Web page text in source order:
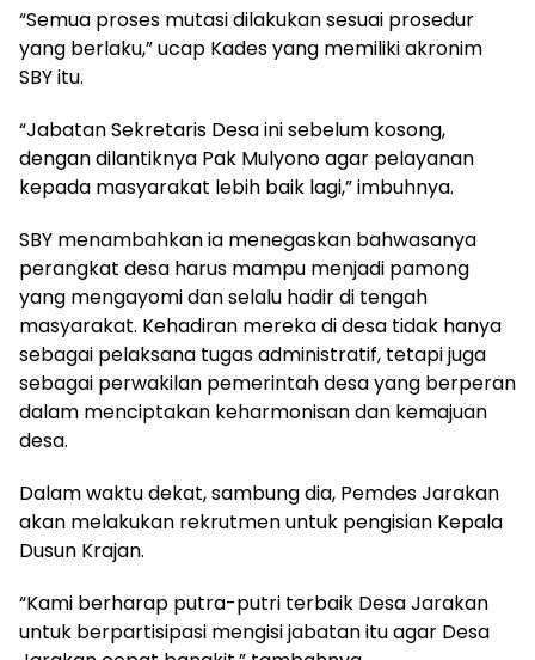
“Semua proses mutasi dilakukan sesuai prosedur
yang berlaku,” ucap Kades yang memiliki akronim
SBY itu.
“Jabatan Sekretaris Desa ini sebelum kosong,
dengan dilantiknya Pak Mulyono agar pelayanan
kepada masyarakat lebih baik lagi,” imbuhnya.
SBY menambahkan ia menegaskan bahwasanya
perangkat desa harus mampu menjadi pamong
yang mengayomi dan selalu hadir di tengah
masyarakat. Kehadiran mereka di desa tidak hanya
sebagai pelaksana tugas administratif, tetapi juga
sebagai perwakilan pemerintah desa yang berperan
dalam menciptakan keharmonisan dan kemajuan
desa.
Dalam waktu dekat, sambung dia, Pemdes Jarakan
akan melakukan rekrutmen untuk pengisian Kepala
Dusun Krajan.
“Kami berharap putra-putri terbaik Desa Jarakan
untuk berpartisipasi mengisi jabatan itu agar Desa